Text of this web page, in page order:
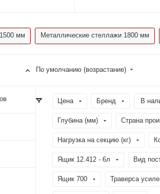
мм Металлические стеллажи 1800 мм
По умолчанию (возрастание)
Цена Бренд В
Глубина (мм) Страна
Нагрузка на секцию (кг)
Ящик 12.412 - 6л Вид
Ящик 700 Траверса